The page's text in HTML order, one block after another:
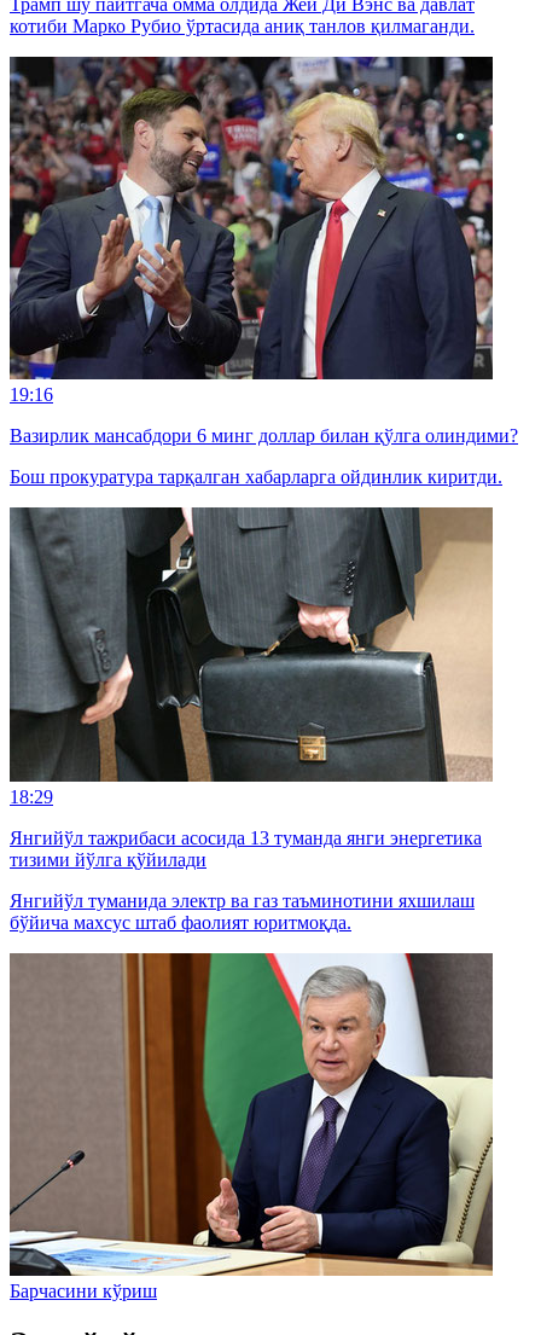
котиби Марко Рубио ўртасида аниқ танлов қилмаганди.
19:16
Вазирлик мансабдори 6 минг доллар билан қўлга олиндими?
Бош прокуратура тарқалган хабарларга ойдинлик киритди.
18:29
Янгийўл тажрибаси асосида 13 туманда янги энергетика
тизими йўлга қўйилади
Янгийўл туманида электр ва газ таъминотини яхшилаш
бўйича махсус штаб фаолият юритмоқда.
Барчасини кўриш